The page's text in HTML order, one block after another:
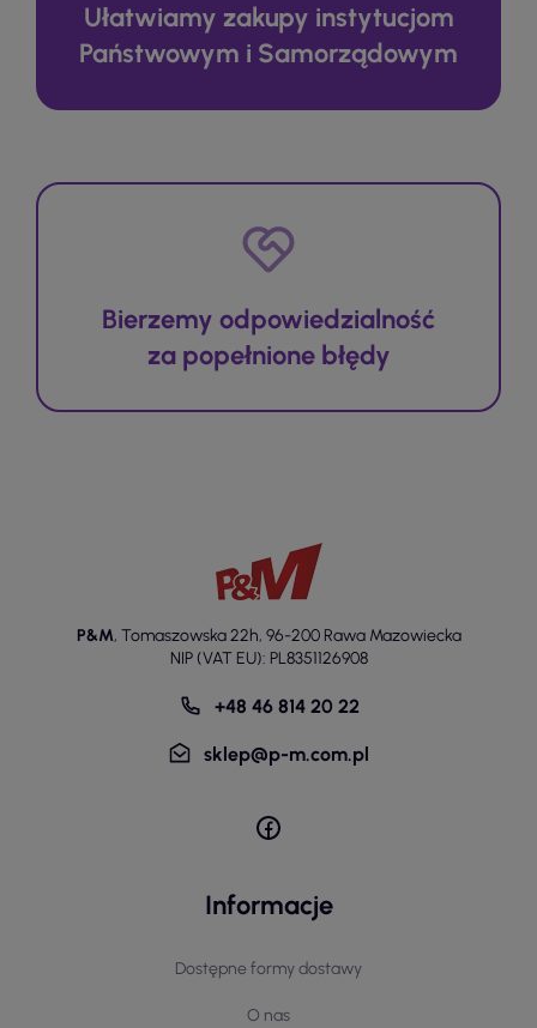
Ułatwiamy zakupy instytucjom
Państwowym i Samorządowym
Bierzemy odpowiedzialność
za popełnione błędy
P&M, Tomaszowska 22h, 96-200 Rawa Mazowiecka
NIP (VAT EU): PL8351126908
+48 46 814 20 22
sklep@p-m.com.pl
Informacje
Dostępne formy dostawy
O nas